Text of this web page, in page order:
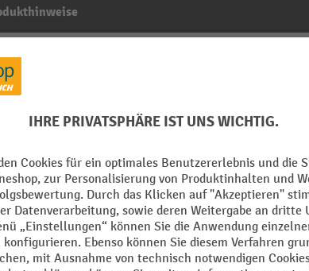
Hubwagen
AM I20
AM I20p
Segment